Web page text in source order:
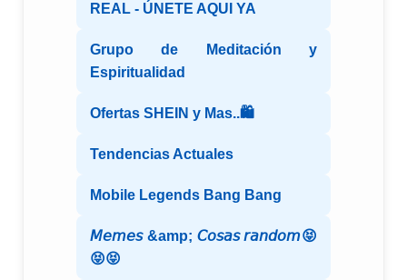
REAL - ÚNETE AQUI YA
Grupo de Meditación y
Espiritualidad
Ofertas SHEIN y Mas..🛍️
Tendencias Actuales
Mobile Legends Bang Bang
𝘔𝘦𝘮𝘦𝘴 &amp; 𝘊𝘰𝘴𝘢𝘴 𝘳𝘢𝘯𝘥𝘰𝘮😝
😝😝